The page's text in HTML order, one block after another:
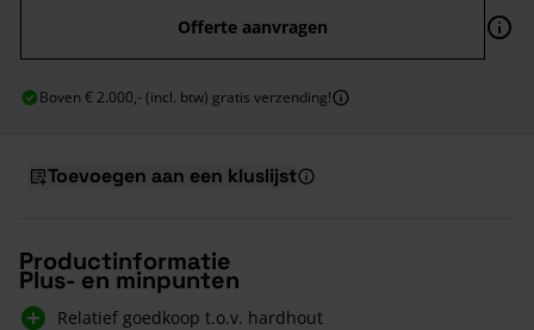
Offerte aanvragen
Boven € 2.000,- (incl. btw) gratis verzending!
Toevoegen aan een kluslijst
Productinformatie
Plus- en minpunten
Relatief goedkoop t.o.v. hardhout